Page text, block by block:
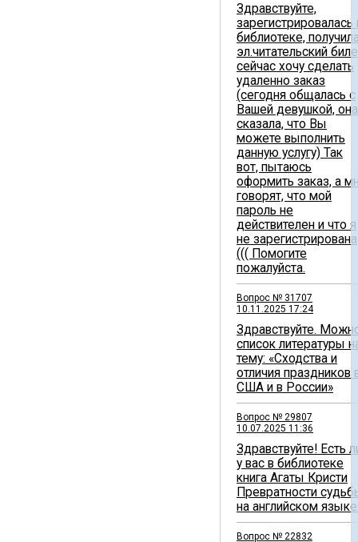
Здравствуйте,
зарегистрировалась
библиотеке,
эл.читательский
сейчас хочу сделать
удаленно заказ
(сегодня общалась с
Вашей девушкой, она
сказала, что Вы
можете выполнить
данную услугу) Так
вот, пытаюсь
оформить заказ, а
говорят, что мой
пароль не
действителен и что я
не зарегистрирована
((( Помогите
пожалуйста.
Вопрос № 31707
10.11.2025 17:24
Здравствуйте.
список литературы
тему: «Сходства и
отличия праздников
США и в России»
Вопрос № 29807
10.07.2025 11:36
Здравствуйте! Есть
у вас в библиотеке
книга Агаты Кристи
Превратности
на английском
Вопрос № 22832